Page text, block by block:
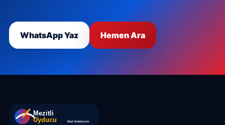
WhatsApp Yaz Hemen Ara